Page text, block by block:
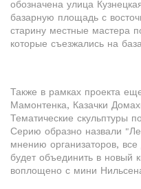
обозначена улица
базарную площадь с
старину местные мастера
которые съезжались на
Также в рамках проекта
Мамонтенка, Казачки
Тематические скульптуры
Серию образно назвали
мнению организаторов,
будет объединить в новый
воплощено с мини